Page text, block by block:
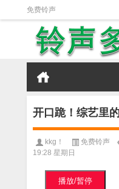
免费铃声
开口跪！综艺里
kkg！ 免费铃声
19:28 星期日
播放/暂停